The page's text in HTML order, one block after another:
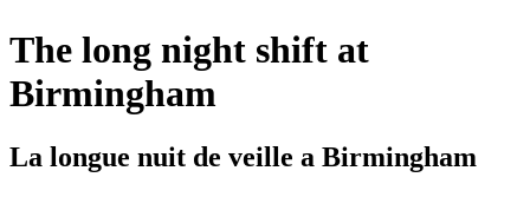
The long night shift at
Birmingham
La longue nuit de veille a Birmingham